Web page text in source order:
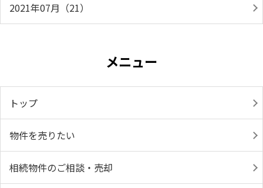
2021年07月（21）
メニュー
トップ
物件を売りたい
相続物件のご相談・売却